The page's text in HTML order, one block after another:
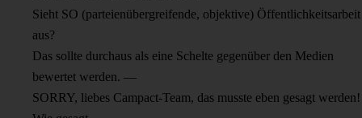
Sieht SO (parteienübergreifende, objektive) Öffentlichkeitsarbeit
aus?
Das sollte durchaus als eine Schelte gegenüber den Medien
bewertet werden. —
SORRY, liebes Campact-Team, das musste eben gesagt werden!